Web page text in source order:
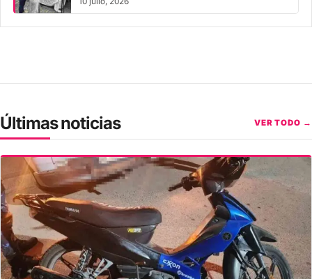
Últimas noticias VER TODO →